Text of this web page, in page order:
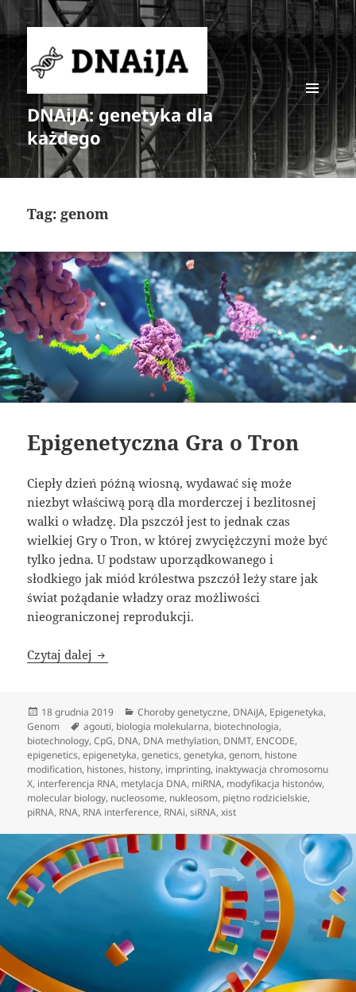
DNAiJA: genetyka dla
każdego
MENU
WIDGETY
Tag: genom
Epigenetyczna Gra o Tron
Ciepły dzień późną wiosną, wydawać się może
niezbyt właściwą porą dla morderczej i bezlitosnej
walki o władzę. Dla pszczół jest to jednak czas
wielkiej Gry o Tron, w której zwyciężczyni może być
tylko jedna. U podstaw uporządkowanego i
słodkiego jak miód królestwa pszczół leży stare jak
świat pożądanie władzy oraz możliwości
nieograniczonej reprodukcji.
Czytaj dalej Epigenetyczna Gra o Tron
Data
publikacji
18 grudnia 2019 Kategorie
Choroby genetyczne, DNAiJA, Epigenetyka,
Genom
Tagi
agouti, biologia molekularna, biotechnologia,
biotechnology,CpG, DNA, DNA methylation, DNMT, ENCODE,
epigenetics,epigenetyka,genetics,genetyka,genom, histone
modification, histones, histony, imprinting, inaktywacja chromosomu
X, interferencja RNA, metylacja DNA, miRNA, modyfikacja histonów,
molecular biology, nucleosome, nukleosom, piętno rodzicielskie,
piRNA, RNA, RNA interference, RNAi,siRNA,xist